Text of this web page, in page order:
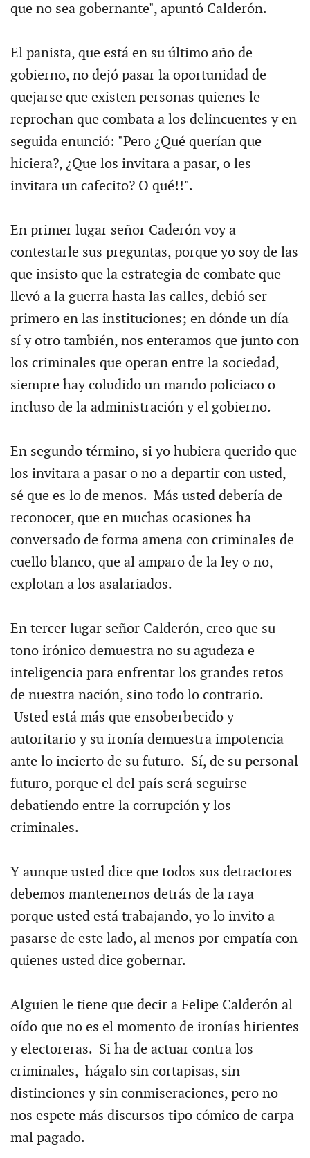
que no sea gobernante", apuntó Calderón.
El panista, que está en su último año de
gobierno, no dejó pasar la oportunidad de
quejarse que existen personas quienes le
reprochan que combata a los delincuentes y en
seguida enunció: "Pero ¿Qué querían que
hiciera?, ¿Que los invitara a pasar, o les
invitara un cafecito? O qué!!".
En primer lugar señor Caderón voy a
contestarle sus preguntas, porque yo soy de las
que insisto que la estrategia de combate que
llevó a la guerra hasta las calles, debió ser
primero en las instituciones; en dónde un día
sí y otro también, nos enteramos que junto con
los criminales que operan entre la sociedad,
siempre hay coludido un mando policiaco o
incluso de la administración y el gobierno.
En segundo término, si yo hubiera querido que
los invitara a pasar o no a departir con usted,
sé que es lo de menos. Más usted debería de
reconocer, que en muchas ocasiones ha
conversado de forma amena con criminales de
cuello blanco, que al amparo de la ley o no,
explotan a los asalariados.
En tercer lugar señor Calderón, creo que su
tono irónico demuestra no su agudeza e
inteligencia para enfrentar los grandes retos
de nuestra nación, sino todo lo contrario.
Usted está más que ensoberbecido y
autoritario y su ironía demuestra impotencia
ante lo incierto de su futuro. Sí, de su personal
futuro, porque el del país será seguirse
debatiendo entre la corrupción y los
criminales.
Y aunque usted dice que todos sus detractores
debemos mantenernos detrás de la raya
porque usted está trabajando, yo lo invito a
pasarse de este lado, al menos por empatía con
quienes usted dice gobernar.
Alguien le tiene que decir a Felipe Calderón al
oído que no es el momento de ironías hirientes
y electoreras. Si ha de actuar contra los
criminales, hágalo sin cortapisas, sin
distinciones y sin conmiseraciones, pero no
nos espete más discursos tipo cómico de carpa
mal pagado.